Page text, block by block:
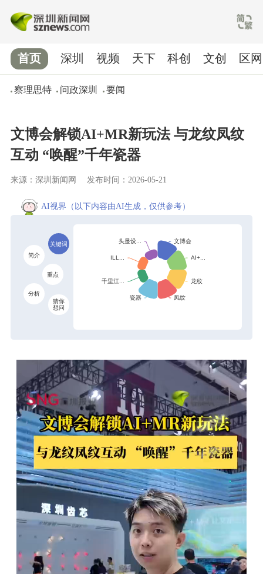
首页
察理思特 问政深圳 要闻
深圳 视频 天下 科创 文创 区网
文博会解锁AI+MR新玩法 与龙纹凤纹
互动 “唤醒”千年瓷器
来源：深圳新闻网 发布时间：2026-05-21
AI视界 （以下内容由AI生成，仅供参考）
关键词
简介
重点
分析
猜你
想问